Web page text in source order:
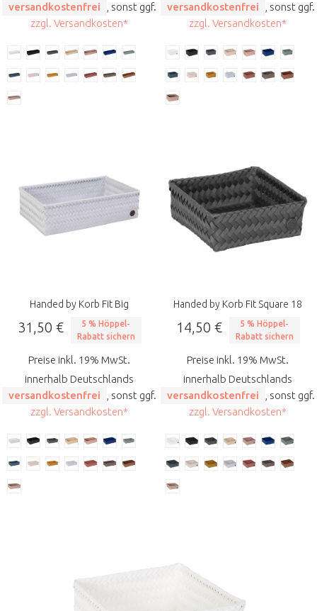
versandkostenfrei
, sonst ggf.
zzgl. Versandkosten*
versandkostenfrei
, sonst ggf.
zzgl. Versandkosten*
Handed by Korb Fit Big
31,50 €
5 % Höppel-
Rabatt sichern
Preise inkl. 19% MwSt.
innerhalb Deutschlands
versandkostenfrei
, sonst ggf.
zzgl. Versandkosten*
Handed by Korb Fit Square 18
14,50 €
5 % Höppel-
Rabatt sichern
Preise inkl. 19% MwSt.
innerhalb Deutschlands
versandkostenfrei
, sonst ggf.
zzgl. Versandkosten*